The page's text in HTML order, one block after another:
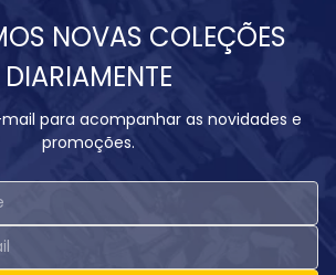
NOVAS COLEÇÕES
DIARIAMENTE
para acompanhar as novidades e
promoções.